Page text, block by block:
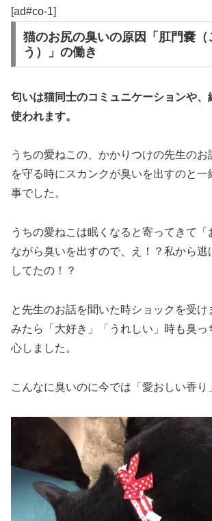
[ad#co-1]
猫のお尻の臭いの原因「肛門嚢（
う）」の働き
匂いは猫同士のコミュニケーションや、
使われます。
うちの愛ねこの、かかりつけの先生のお
を守る時にスカンクが臭いを出すのと一
事でした。
うちの愛ねこは眠くなると寄ってきて「
ながら臭いを出すので、え！？私から逃
してたの！？
と先生のお話を聞いた時ショックを受け
みたら「大好き」「うれしい」時も臭っ
心しました。
こんなに臭いのに今では「愛おしい香り